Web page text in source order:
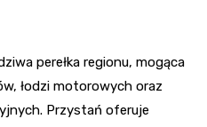
perełka regionu, mogąca
łodzi motorowych oraz
Przystań oferuje